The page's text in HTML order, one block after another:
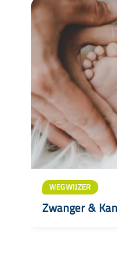
WEGWIJZER
Zwanger &